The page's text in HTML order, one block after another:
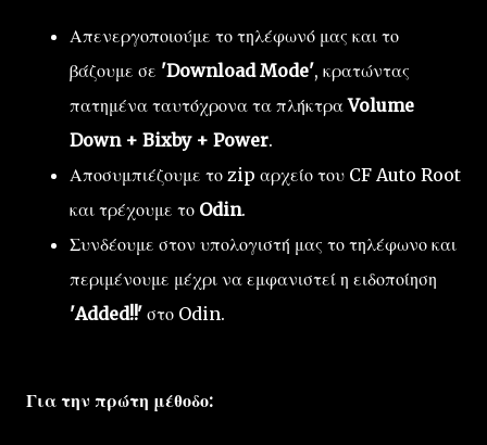
Απενεργοποιούμε το τηλέφωνό μας και το
βάζουμε σε 'Download Mode', κρατώντας
πατημένα ταυτόχρονα τα πλήκτραVolume
Down + Bixby + Power.
Αποσυμπιέζουμε το zip αρχείο του CF Auto Root
και τρέχουμε το Odin.
Συνδέουμε στον υπολογιστή μας το τηλέφωνο και
περιμένουμε μέχρι να εμφανιστεί η ειδοποίηση
'Added!!' στο Odin.
Για την πρώτη μέθοδο: